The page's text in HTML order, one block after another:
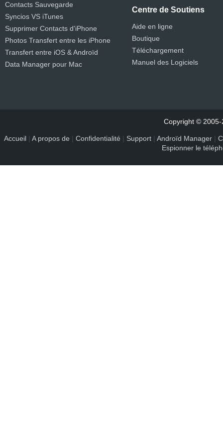
Contacts Sauvegarde
Syncios VS iTunes
Supprimer Contacts d'iPhone
Photos Transfert entre les iPhone
Transfert entre iOS & Androïd
Data Manager pour Mac
Centre de Soutiens
Aide en ligne
Boutique
Téléchargement
Manuel des Logiciels
Copyright © 2005-
Accueil |A propos de |Confidentialité | Support |Androïd Manager |
Espionner le